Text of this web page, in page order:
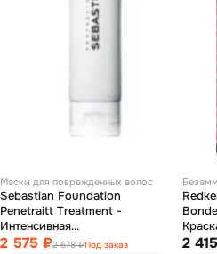
Маски для поврежденных волос
Sebastian Foundation
Penetraitt Treatment -
Интенсивная
восстанавливающая маска с
2 575 ₽2 678 ₽Под заказ
для
2